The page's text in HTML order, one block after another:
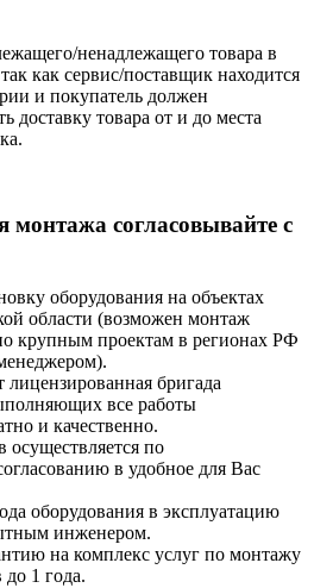
ненадлежащего товара в
как сервис/поставщик находится
и покупатель должен
доставку товара от и до места
монтажа согласовывайте с
оборудования на объектах
области (возможен монтаж
крупным проектам в регионах РФ
бригада
все работы
и качественно.
осуществляется по
в удобное для Вас
оборудования в эксплуатацию
инженером.
на комплекс услуг по монтажу
до 1 года.